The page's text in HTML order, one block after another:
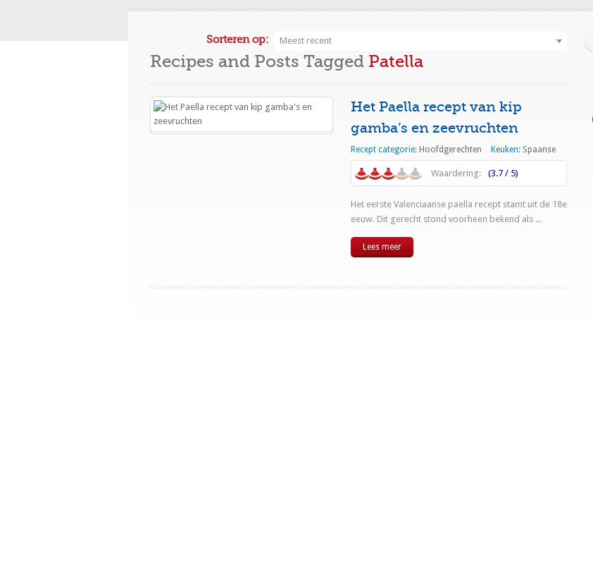
Sorteren op: Meest recent
Recipes and Posts Tagged Patella
Het Paella recept van kip
gamba’s en zeevruchten
Recept categorie: Hoofdgerechten Keuken: Spaanse
Waardering: (3.7 / 5)
Het eerste Valenciaanse paella recept stamt uit de 18e
eeuw. Dit gerecht stond voorheen bekend als ...
Lees meer